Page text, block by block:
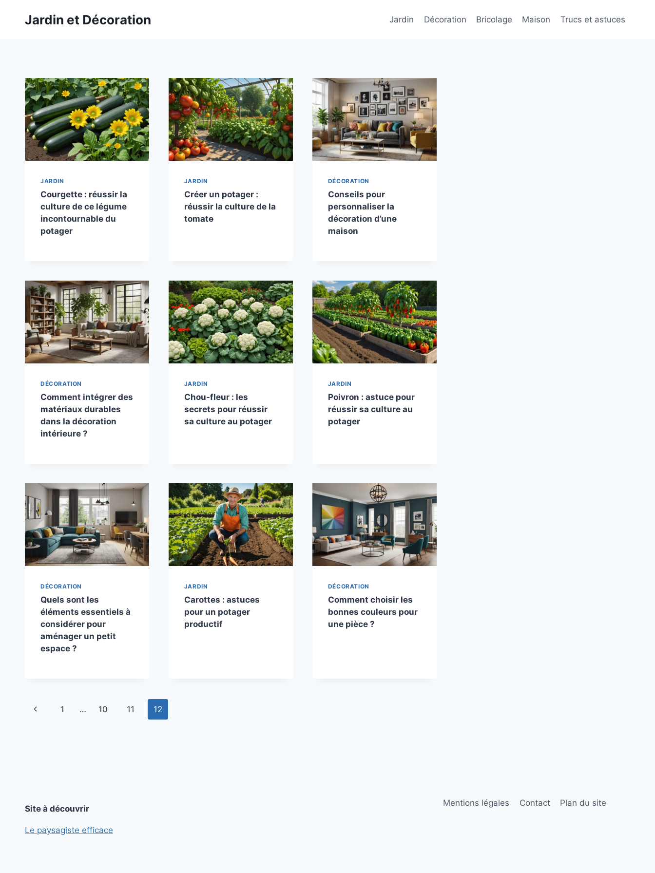
Jardin et Décoration Jardin Décoration Bricolage Maison Trucs et astuces
JARDIN
Courgette : réussir la
culture de ce légume
incontournable du
potager
JARDIN
Créer un potager :
réussir la culture de la
tomate
DÉCORATION
Conseils pour
personnaliser la
décoration d’une
maison
DÉCORATION
Comment intégrer des
matériaux durables
dans la décoration
intérieure ?
JARDIN
Chou-fleur : les
secrets pour réussir
sa culture au potager
JARDIN
Poivron : astuce pour
réussir sa culture au
potager
DÉCORATION
Quels sont les
éléments essentiels à
considérer pour
aménager un petit
espace ?
JARDIN
Carottes : astuces
pour un potager
productif
DÉCORATION
Comment choisir les
bonnes couleurs pour
une pièce ?
Navigation
Page
1 … 10 11 12
Site à découvrir
Le paysagiste efficace
Mentions légales Contact Plan du site